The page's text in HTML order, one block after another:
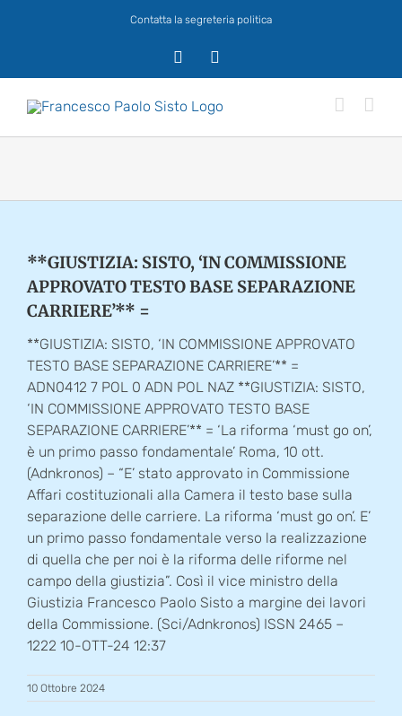
Contatta la segreteria politica
**GIUSTIZIA: SISTO, ‘IN COMMISSIONE
APPROVATO TESTO BASE SEPARAZIONE
CARRIERE’** =
**GIUSTIZIA: SISTO, ‘IN COMMISSIONE APPROVATO
TESTO BASE SEPARAZIONE CARRIERE’** =
ADN0412 7 POL 0 ADN POL NAZ **GIUSTIZIA: SISTO,
‘IN COMMISSIONE APPROVATO TESTO BASE
SEPARAZIONE CARRIERE’** = ‘La riforma ‘must go on’,
è un primo passo fondamentale’ Roma, 10 ott.
(Adnkronos) – “E’ stato approvato in Commissione
Affari costituzionali alla Camera il testo base sulla
separazione delle carriere. La riforma ‘must go on’. E’
un primo passo fondamentale verso la realizzazione
di quella che per noi è la riforma delle riforme nel
campo della giustizia”. Così il vice ministro della
Giustizia Francesco Paolo Sisto a margine dei lavori
della Commissione. (Sci/Adnkronos) ISSN 2465 –
1222 10-OTT-24 12:37
10 Ottobre 2024